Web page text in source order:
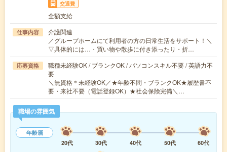
交通費
全額支給
仕事内容
介護関連
／グループホームにて利用者の方の日常生活をサポート！＼
▽具体的には…・買い物や散歩に付き添ったり・折…
応募資格
職種未経験OK / ブランクOK / パソコンスキル不要 / 英語力不
要
＼無資格＊未経験OK／★年齢不問・ブランクOK★履歴書不
要・来社不要（電話登録OK）★社会保険完備＼…
職場の雰囲気
年齢層
20代
30代 40代 50代
60代